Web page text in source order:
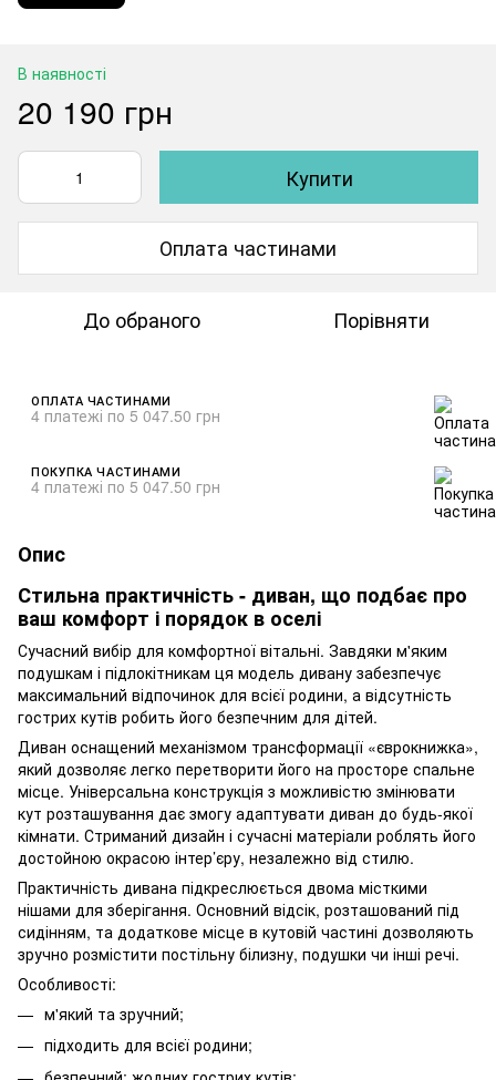
В наявності
20 190 грн
Купити
Оплата частинами
До обраного Порівняти
ОПЛАТА ЧАСТИНАМИ
4 платежі по 5 047.50 грн
ПОКУПКА ЧАСТИНАМИ
4 платежі по 5 047.50 грн
Опис
Стильна практичність - диван, що подбає про
ваш комфорт і порядок в оселі
Сучасний вибір для комфортної вітальні. Завдяки м'яким
подушкам і підлокітникам ця модель дивану забезпечує
максимальний відпочинок для всієї родини, а відсутність
гострих кутів робить його безпечним для дітей.
Диван оснащений механізмом трансформації «єврокнижка»,
який дозволяє легко перетворити його на просторе спальне
місце. Універсальна конструкція з можливістю змінювати
кут розташування дає змогу адаптувати диван до будь-якої
кімнати. Стриманий дизайн і сучасні матеріали роблять його
достойною окрасою інтер’єру, незалежно від стилю.
Практичність дивана підкреслюється двома місткими
нішами для зберігання. Основний відсік, розташований під
сидінням, та додаткове місце в кутовій частині дозволяють
зручно розмістити постільну білизну, подушки чи інші речі.
Особливості:
м'який та зручний;
підходить для всієї родини;